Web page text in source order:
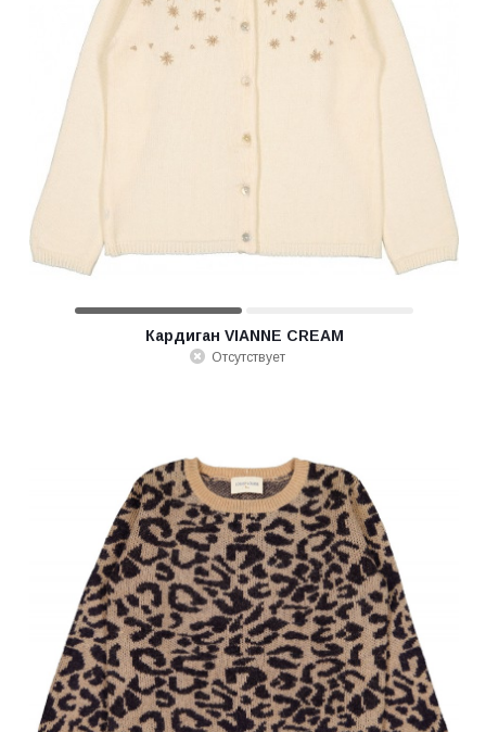
Кардиган VIANNE CREAM
Отсутствует